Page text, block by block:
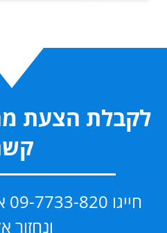
לקבלת הצעת
ונחזור